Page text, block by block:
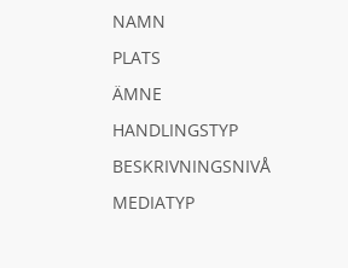
namn
plats
ämne
handlingstyp
beskrivningsnivå
mediatyp